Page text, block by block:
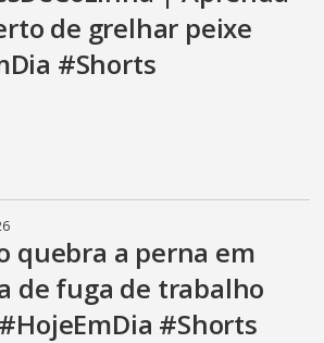
de grelhar peixe
#Shorts
quebra a perna em
de fuga de trabalho
#Shorts